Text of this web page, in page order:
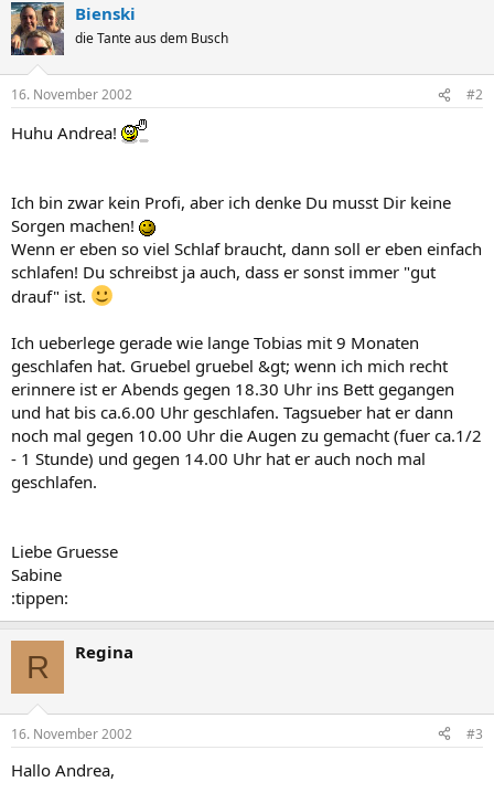
Bienski
die Tante aus dem Busch
16. November 2002 #2
Huhu Andrea!
Ich bin zwar kein Profi, aber ich denke Du musst Dir keine
Sorgen machen!
Wenn er eben so viel Schlaf braucht, dann soll er eben einfach
schlafen! Du schreibst ja auch, dass er sonst immer "gut
drauf" ist.
Ich ueberlege gerade wie lange Tobias mit 9 Monaten
geschlafen hat. Gruebel gruebel &gt; wenn ich mich recht
erinnere ist er Abends gegen 18.30 Uhr ins Bett gegangen
und hat bis ca.6.00 Uhr geschlafen. Tagsueber hat er dann
noch mal gegen 10.00 Uhr die Augen zu gemacht (fuer ca.1/2
- 1 Stunde) und gegen 14.00 Uhr hat er auch noch mal
geschlafen.
Liebe Gruesse
Sabine
:tippen:
R Regina
16. November 2002 #3
Hallo Andrea,